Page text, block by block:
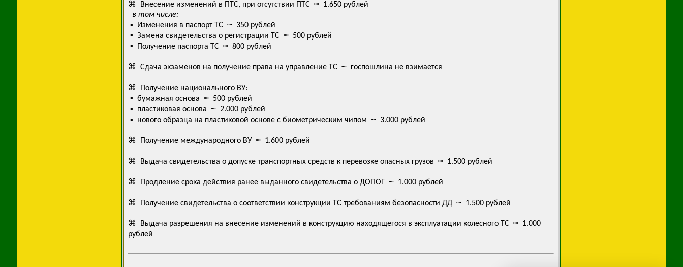
⌘ Внесение изменений в ПТС, при отсутствии ПТС ┉ 1.650 рублей
в том числе:
▪ Изменения в паспорт ТС ┉ 350 рублей
▪ Замена свидетельства о регистрации ТС ┉ 500 рублей
▪ Получение паспорта ТС ┉ 800 рублей
⌘ Сдача экзаменов на получение права на управление ТС ┉ госпошлина не взимается
⌘ Получение национального ВУ:
▪ бумажная основа ┉ 500 рублей
▪ пластиковая основа ┉ 2.000 рублей
▪ нового образца на пластиковой основе с биометрическим чипом ┉ 3.000 рублей
⌘ Получение международного ВУ ┉ 1.600 рублей
⌘ Выдача свидетельства о допуске транспортных средств к перевозке опасных грузов ┉ 1.500 рублей
⌘ Продление срока действия ранее выданного свидетельства о ДОПОГ ┉ 1.000 рублей
⌘ Получение свидетельства о соответствии конструкции ТС требованиям безопасности ДД ┉ 1.500 рублей
⌘ Выдача разрешения на внесение изменений в конструкцию находящегося в эксплуатации колесного ТС ┉ 1.000
рублей